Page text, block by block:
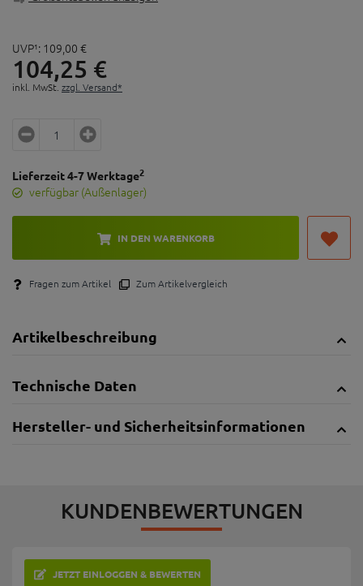
UVP¹: 109, 00 €
104,25 €
inkl. MwSt. zzgl. Versand*
Lieferzeit 4-7 Werktage2
verfügbar (Außenlager)
IN DEN WARENKORB
Fragen zum Artikel Zum Artikelvergleich
Artikelbeschreibung
Technische Daten
Hersteller- und Sicherheitsinformationen
KUNDENBEWERTUNGEN
JETZT EINLOGGEN & BEWERTEN